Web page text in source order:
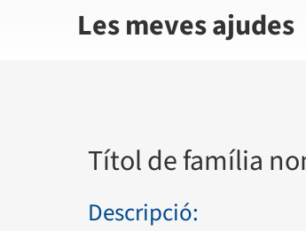
Les meves ajudes
Títol de família
Descripció: